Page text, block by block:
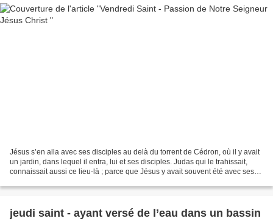
Jésus s’en alla avec ses disciples au delà du torrent de Cédron, où il y avait
un jardin, dans lequel il entra, lui et ses disciples. Judas qui le trahissait,
connaissait aussi ce lieu-là ; parce que Jésus y avait souvent été avec ses
jeudi saint - ayant versé de l’eau dans un bassin